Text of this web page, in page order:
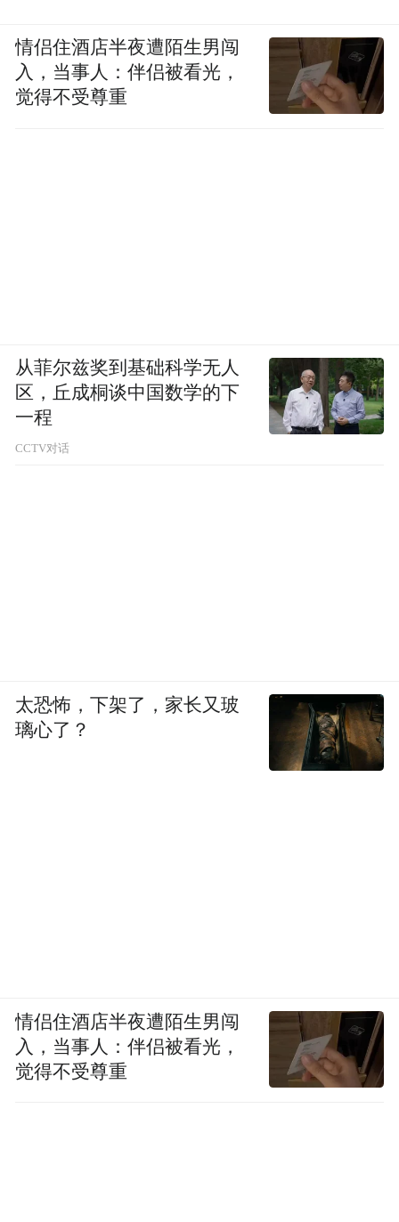
情侣住酒店半夜遭陌生男闯
入，当事人：伴侣被看光，
觉得不受尊重
从菲尔兹奖到基础科学无人
区，丘成桐谈中国数学的下
一程
CCTV对话
太恐怖，下架了，家长又玻
璃心了？
情侣住酒店半夜遭陌生男闯
入，当事人：伴侣被看光，
觉得不受尊重